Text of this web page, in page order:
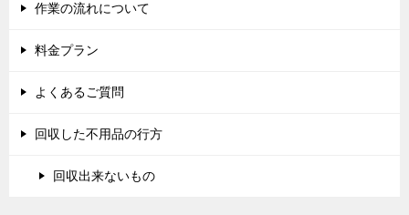
作業の流れについて
料金プラン
よくあるご質問
回収した不用品の行方
回収出来ないもの